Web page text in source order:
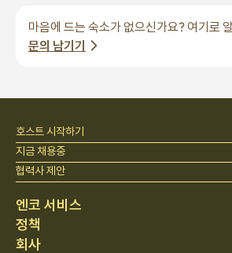
마음에 드는 숙소가 없으신가요? 여기로
문의 남기기
엔코 서비스
스테이 찾기
베딩
정책
개인정보 처리방침
회사
호스트 시작하기
지금 채용중
협력사 제안